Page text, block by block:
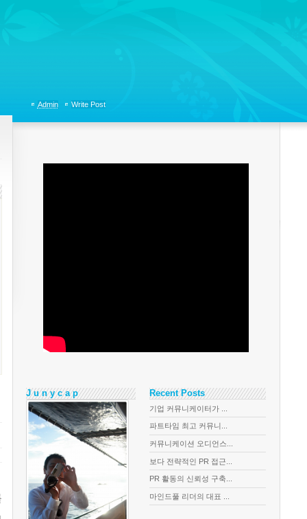
Admin Write Post
J u n y c a p Recent Posts
기업 커뮤니케이터가 ...
파트타임 최고 커뮤니...
커뮤니케이션 오디언스...
보다 전략적인 PR 접근...
PR 활동의 신뢰성 구축...
마인드풀 리더의 대표 ...